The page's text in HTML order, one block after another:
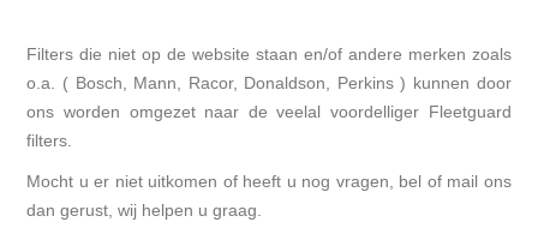
Filters die niet op de website staan en/of andere merken zoals
o.a. ( Bosch, Mann, Racor, Donaldson, Perkins ) kunnen door
ons worden omgezet naar de veelal voordelliger Fleetguard
filters.
Mocht u er niet uitkomen of heeft u nog vragen, bel of mail ons
dan gerust, wij helpen u graag.